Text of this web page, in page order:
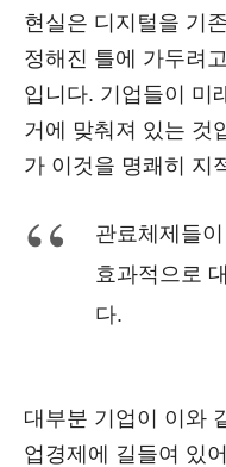
현실은 디지털을 기
정해진 틀에 가두려
입니다. 기업들이 미
거에 맞춰져 있는 것
가 이것을 명쾌히 지
관료체제들
효과적으로
다.
대부분 기업이 이와
업경제에 길들여 있